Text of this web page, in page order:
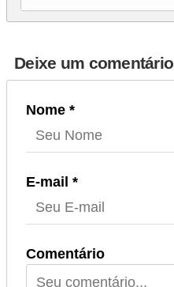
Deixe um comentário
Nome *
E-mail *
Comentário